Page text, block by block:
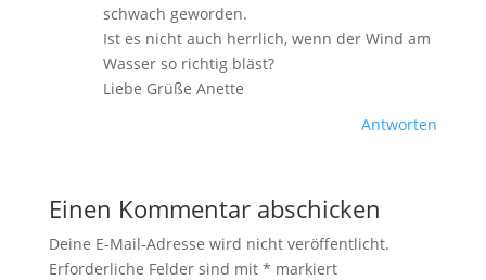
schwach geworden.
Ist es nicht auch herrlich, wenn der Wind am
Wasser so richtig bläst?
Liebe Grüße Anette
Antworten
Einen Kommentar abschicken
Deine E-Mail-Adresse wird nicht veröffentlicht.
Erforderliche Felder sind mit * markiert